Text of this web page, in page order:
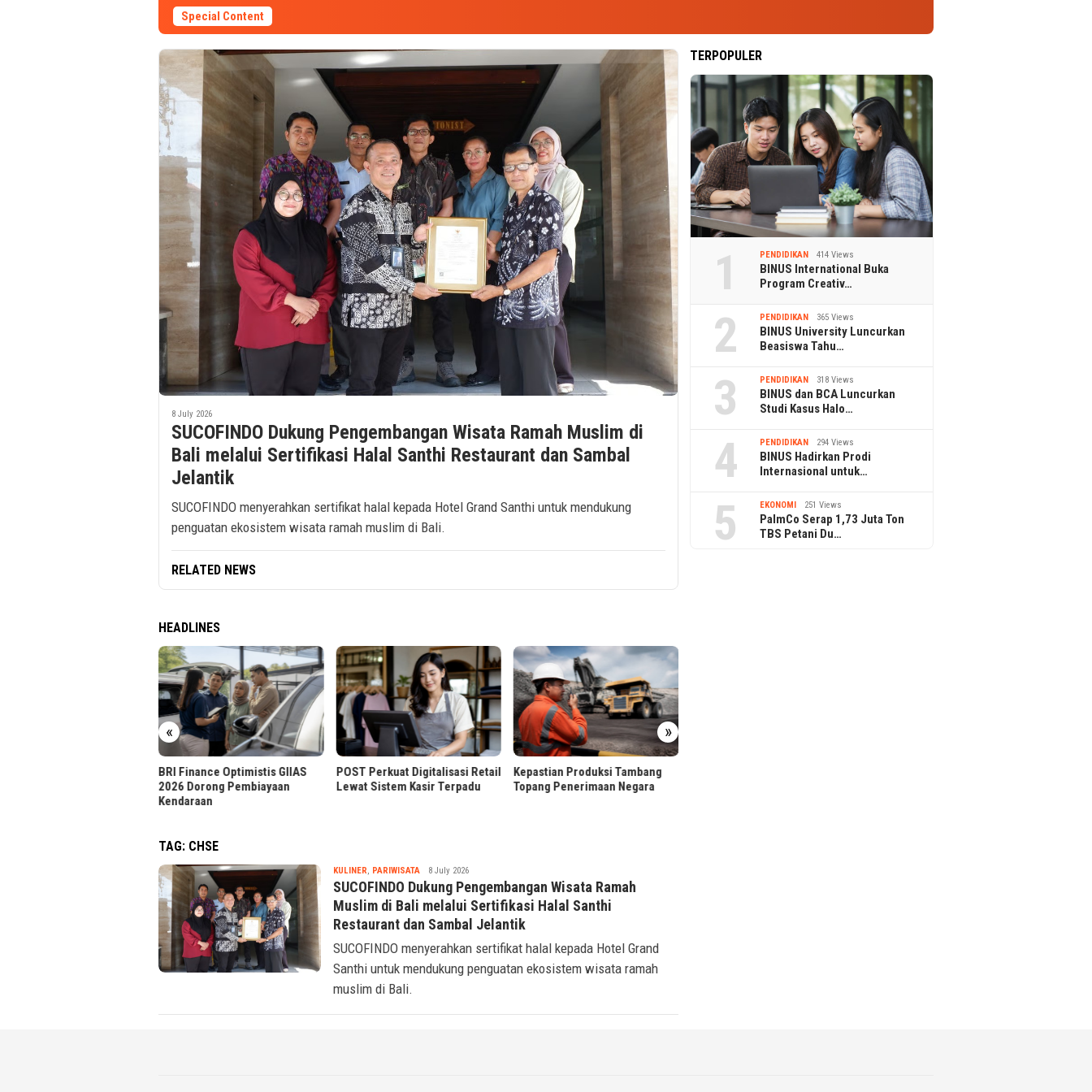
Special Content
8 July 2026
SUCOFINDO Dukung Pengembangan Wisata Ramah Muslim di
Bali melalui Sertifikasi Halal Santhi Restaurant dan Sambal
Jelantik
SUCOFINDO menyerahkan sertifikat halal kepada Hotel Grand Santhi untuk mendukung
penguatan ekosistem wisata ramah muslim di Bali.
RELATED NEWS
HEADLINES
« »
BRI Finance Optimistis GIIAS
2026 Dorong Pembiayaan
Kendaraan
POST Perkuat Digitalisasi Retail
Lewat Sistem Kasir Terpadu
Kepastian Produksi Tambang
Topang Penerimaan Negara
TAG: CHSE
KULINER, PARIWISATATsaqif
Ridwan
8 July 2026
SUCOFINDO Dukung Pengembangan Wisata Ramah
Muslim di Bali melalui Sertifikasi Halal Santhi
Restaurant dan Sambal Jelantik
SUCOFINDO menyerahkan sertifikat halal kepada Hotel Grand
Santhi untuk mendukung penguatan ekosistem wisata ramah
muslim di Bali.
TERPOPULER
1 PENDIDIKAN 414 Views
BINUS International Buka
Program Creativ…
2 PENDIDIKAN 365 Views
BINUS University Luncurkan
Beasiswa Tahu…
3 PENDIDIKAN 318 Views
BINUS dan BCA Luncurkan
Studi Kasus Halo…
4 PENDIDIKAN 294 Views
BINUS Hadirkan Prodi
Internasional untuk…
5 EKONOMI 251 Views
PalmCo Serap 1,73 Juta Ton
TBS Petani Du…